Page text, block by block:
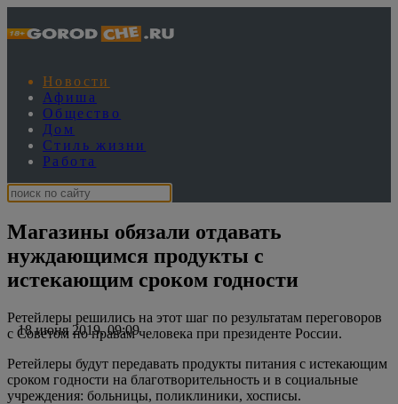
Новости
Афиша
Общество
Дом
Стиль жизни
Работа
Магазины обязали отдавать
нуждающимся продукты с
истекающим сроком годности
18 июня 2019, 09:09
Ретейлеры решились на этот шаг по результатам переговоров
с Советом по правам человека при президенте России.
Ретейлеры будут передавать продукты питания с истекающим
сроком годности на благотворительность и в социальные
учреждения: больницы, поликлиники, хосписы.